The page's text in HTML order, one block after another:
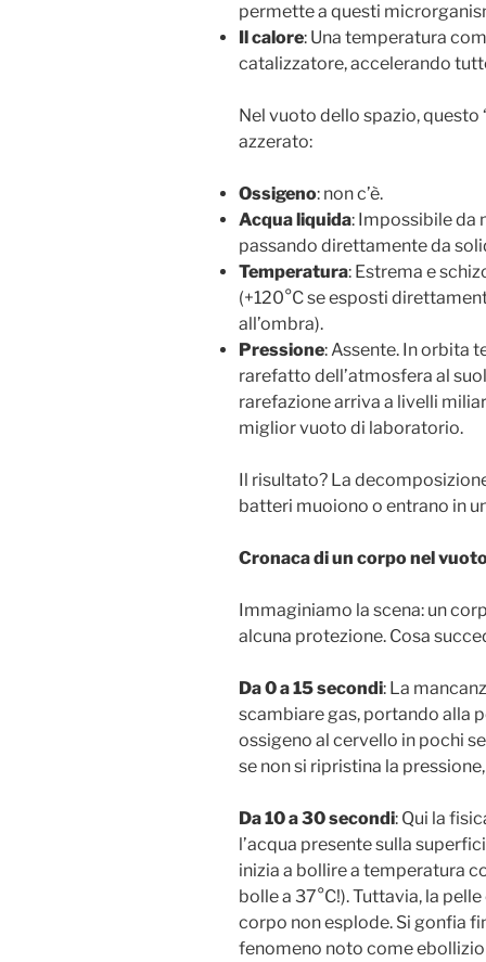
permette a questi
Il calore: Una temperatura
catalizzatore, accelerando
Nel vuoto dello spazio,
azzerato:
Ossigeno: non c’è.
Acqua liquida: Impossibile da
passando direttamente da
Temperatura: Estrema e
(+120°C se esposti
all’ombra).
Pressione: Assente. In orbita
rarefatto dell’atmosfera al
rarefazione arriva a livelli
miglior vuoto di laboratorio.
Il risultato? La
batteri muoiono o entrano in
Cronaca di un corpo nel
Immaginiamo la scena: un
alcuna protezione. Cosa
Da 0 a 15 secondi: La
scambiare gas, portando alla
ossigeno al cervello in pochi
se non si ripristina la
Da 10 a 30 secondi: Qui la
l’acqua presente sulla
inizia a bollire a temperatura
bolle a 37°C!). Tuttavia, la
corpo non esplode. Si gonfia
fenomeno noto come